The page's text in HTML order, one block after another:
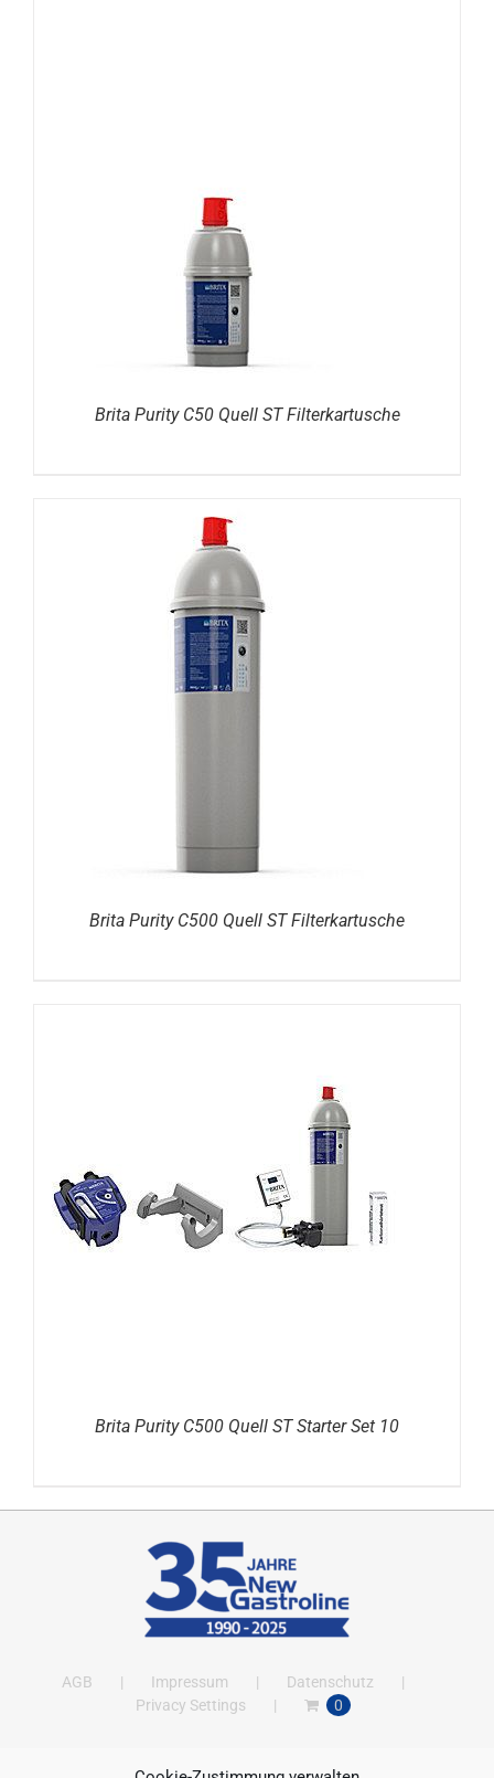
Brita Purity C50 Quell ST Filterkartusche
DETAILS
Brita Purity C500 Quell ST Filterkartusche
DETAILS
Brita Purity C500 Quell ST Starter Set 10
AGB Impressum
Datenschutz
Privacy Settings
0